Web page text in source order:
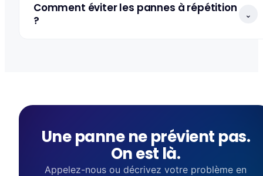
Comment éviter les pannes à répétition
?
⌄
Une panne ne prévient pas.
On est là.
Appelez-nous ou décrivez votre problème en